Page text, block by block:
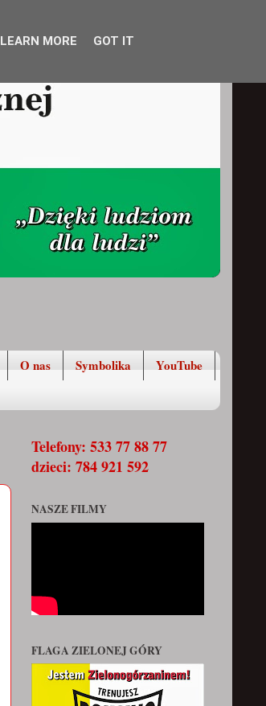
O nas Symbolika
YouTube
Telefony: 533 77 88 77
dzieci: 784 921 592
NASZE FILMY
FLAGA ZIELONEJ GÓRY
LEARN MORE GOT IT